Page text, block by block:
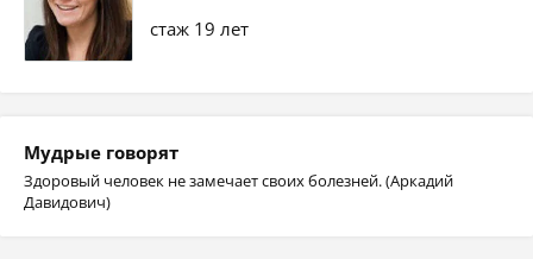
стаж 19 лет
Мудрые говорят
Здоровый человек не замечает своих болезней. (Аркадий
Давидович)